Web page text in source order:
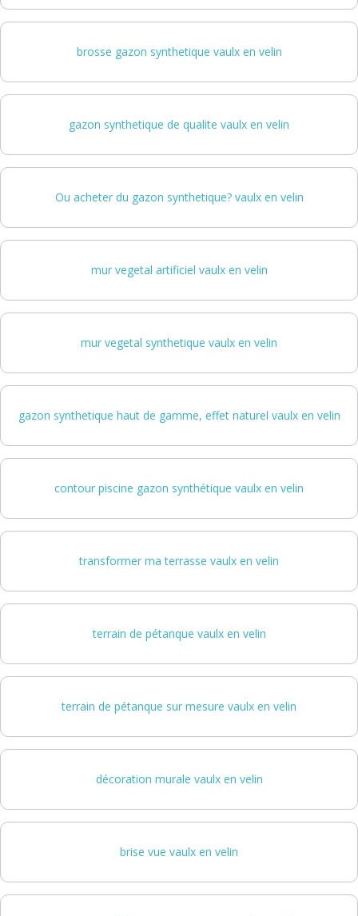
brosse gazon synthetique vaulx en velin
gazon synthetique de qualite vaulx en velin
Ou acheter du gazon synthetique? vaulx en velin
mur vegetal artificiel vaulx en velin
mur vegetal synthetique vaulx en velin
gazon synthetique haut de gamme, effet naturel vaulx en velin
contour piscine gazon synthétique vaulx en velin
transformer ma terrasse vaulx en velin
terrain de pétanque vaulx en velin
terrain de pétanque sur mesure vaulx en velin
décoration murale vaulx en velin
brise vue vaulx en velin